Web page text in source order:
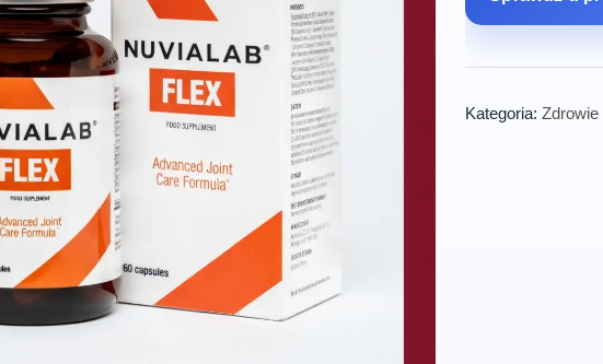
Kategoria:Zdrowie